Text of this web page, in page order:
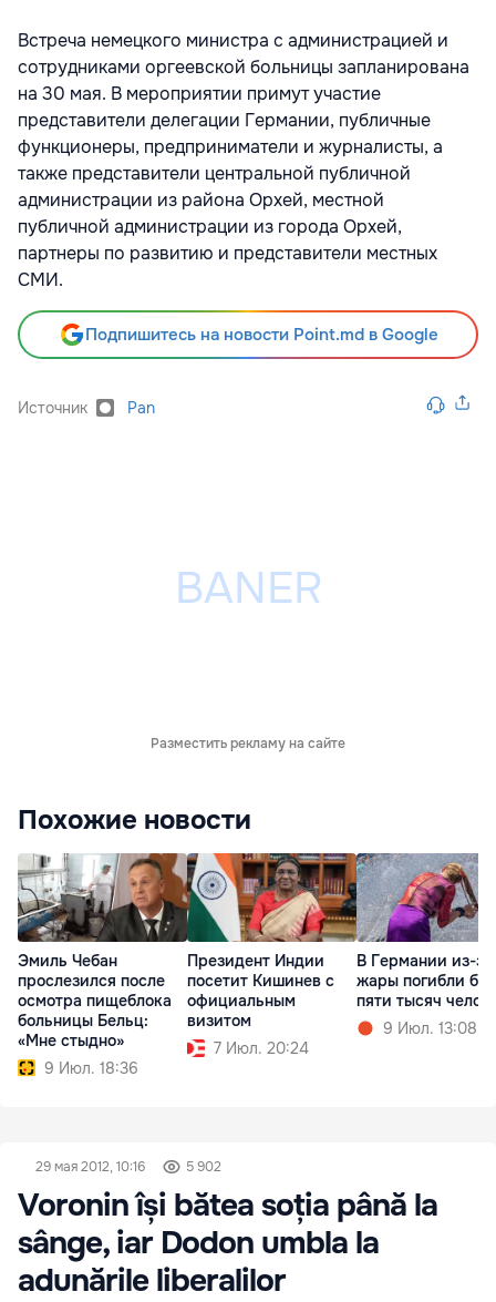
Встреча немецкого министра с администрацией и
сотрудниками оргеевской больницы запланирована
на 30 мая. В мероприятии примут участие
представители делегации Германии, публичные
функционеры, предприниматели и журналисты, а
также представители центральной публичной
администрации из района Орхей, местной
публичной администрации из города Орхей,
партнеры по развитию и представители местных
СМИ.
Подпишитесь на новости Point.md в Google
Источник Pan
Разместить рекламу на сайте
Похожие новости
Эмиль Чебан
прослезился после
осмотра пищеблока
больницы Бельц:
«Мне стыдно»
9 Июл. 18:36
Президент Индии
посетит Кишинев с
официальным
визитом
7 Июл. 20:24
В Германии из-за
жары погибли
пяти тысяч
9 Июл. 13:08
29 мая 2012, 10:16 5 902
Voronin își bătea soția până la
sânge, iar Dodon umbla la
adunările liberalilor